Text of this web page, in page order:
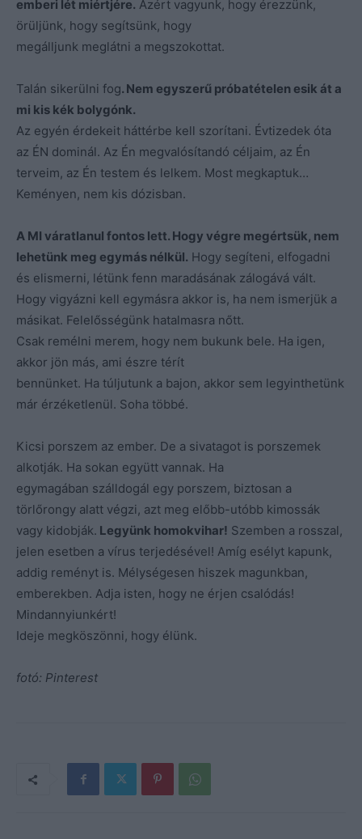
emberi lét miértjére. Azért vagyunk, hogy érezzünk,
örüljünk, hogy segítsünk, hogy
megálljunk meglátni a megszokottat.
Talán sikerülni fog. Nem egyszerű próbatételen esik át a
mi kis kék bolygónk.
Az egyén érdekeit háttérbe kell szorítani. Évtizedek óta
az ÉN dominál. Az Én megvalósítandó céljaim, az Én
terveim, az Én testem és lelkem. Most megkaptuk…
Keményen, nem kis dózisban.
A MI váratlanul fontos lett. Hogy végre megértsük, nem
lehetünk meg egymás nélkül. Hogy segíteni, elfogadni
és elismerni, létünk fenn maradásának zálogává vált.
Hogy vigyázni kell egymásra akkor is, ha nem ismerjük a
másikat. Felelősségünk hatalmasra nőtt.
Csak remélni merem, hogy nem bukunk bele. Ha igen,
akkor jön más, ami észre térít
bennünket. Ha túljutunk a bajon, akkor sem legyinthetünk
már érzéketlenül. Soha többé.
Kicsi porszem az ember. De a sivatagot is porszemek
alkotják. Ha sokan együtt vannak. Ha
egymagában szálldogál egy porszem, biztosan a
törlőrongy alatt végzi, azt meg előbb-utóbb kimossák
vagy kidobják. Legyünk homokvihar! Szemben a rosszal,
jelen esetben a vírus terjedésével! Amíg esélyt kapunk,
addig reményt is. Mélységesen hiszek magunkban,
emberekben. Adja isten, hogy ne érjen csalódás!
Mindannyiunkért!
Ideje megköszönni, hogy élünk.
fotó: Pinterest